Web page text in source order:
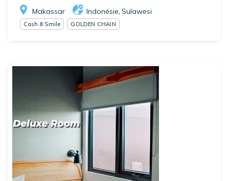
Makassar Indonésie Sulawesi
Cash & Smile GOLDEN CHAIN